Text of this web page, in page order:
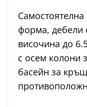
форма, дебели
височина до
с осем колони
басейн за